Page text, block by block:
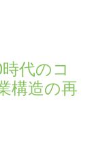
代のコ
構造の再